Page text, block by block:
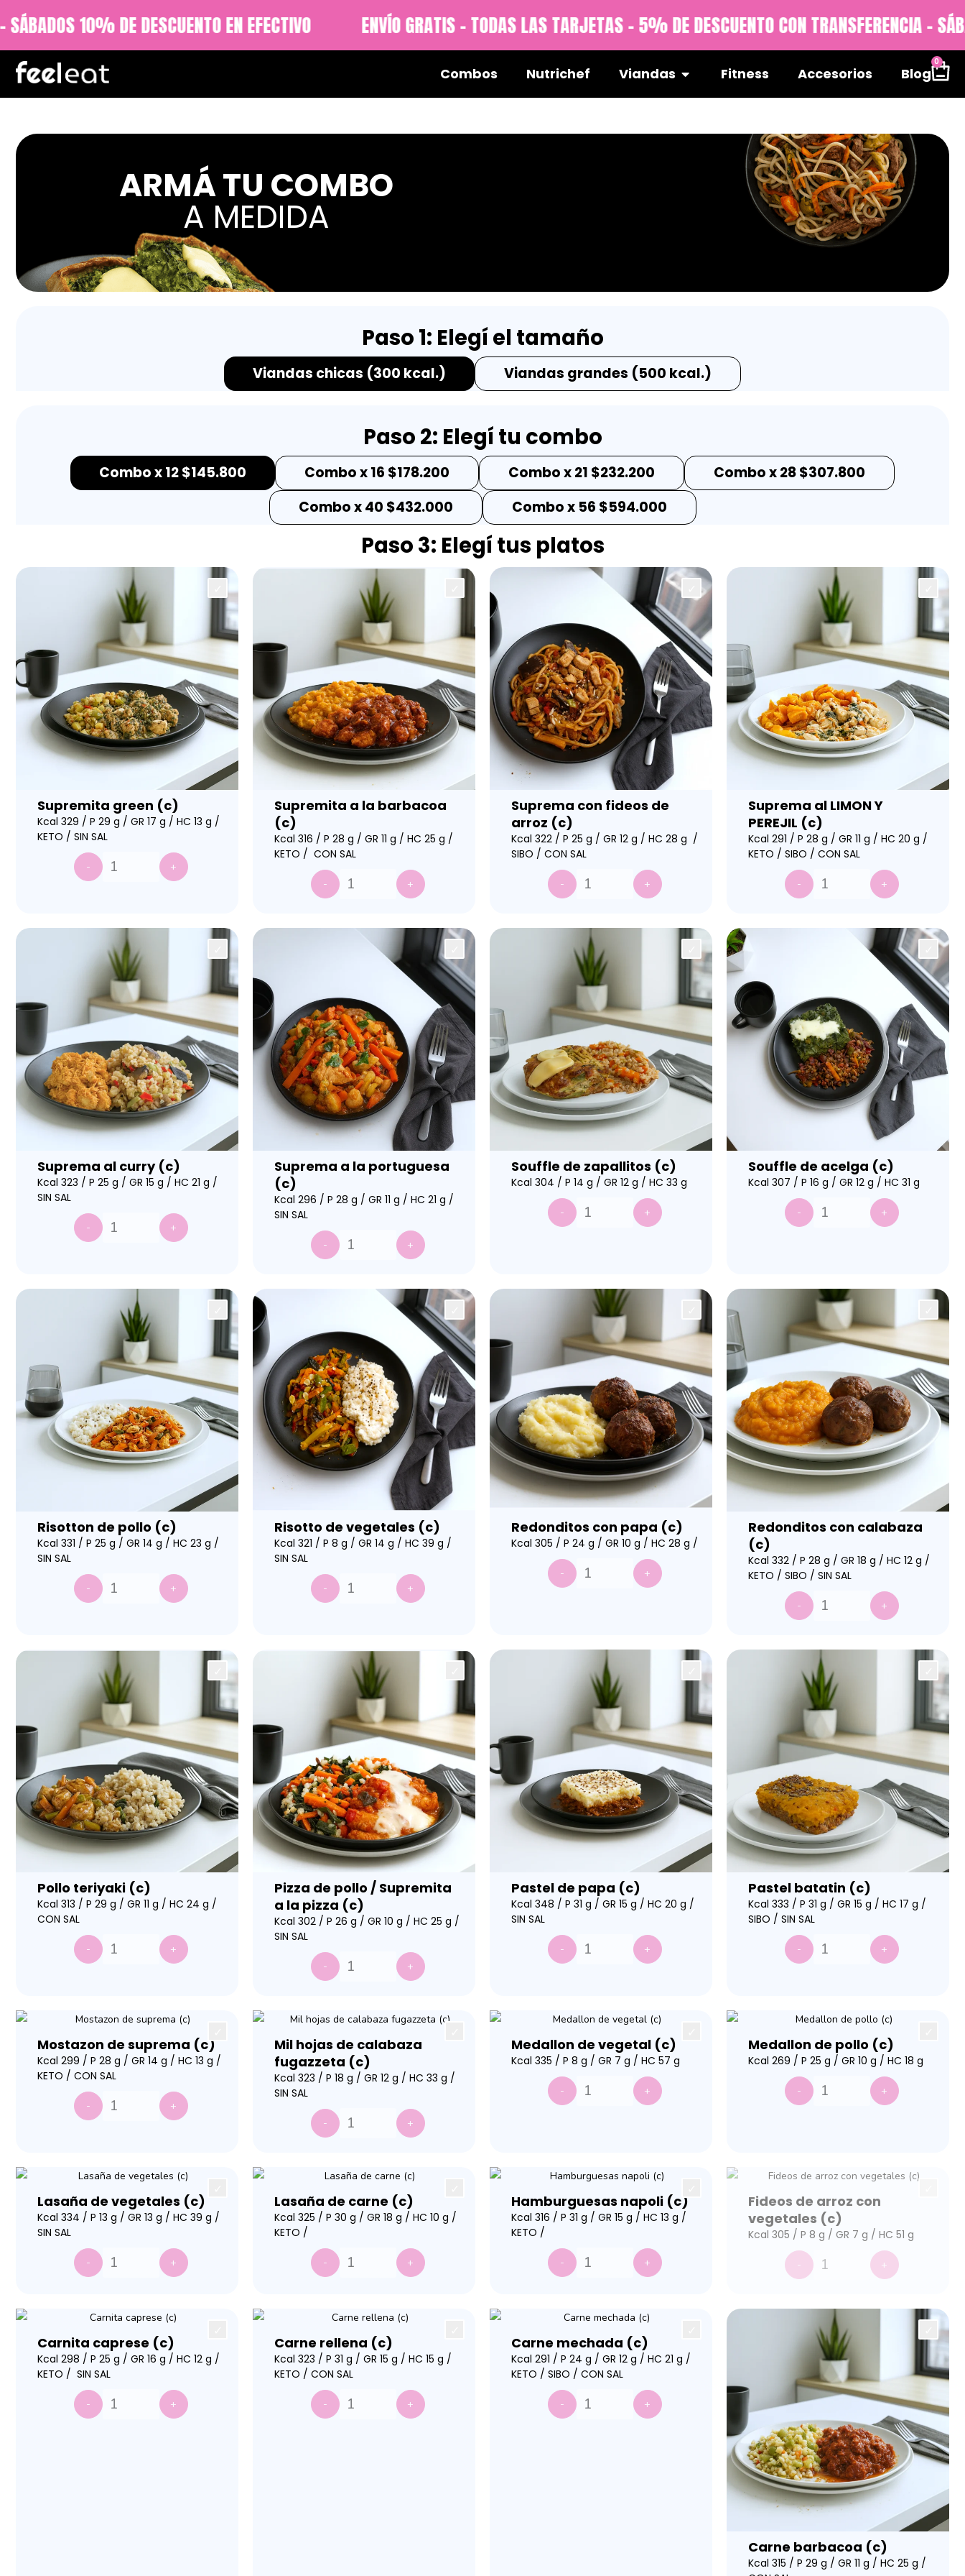
DESCUENTO EN EFECTIVO ENVÍO GRATIS - TODAS LAS TARJETAS - 5% DE DESCUENTO CON TRANSFERENCIA - SÁBADOS 10% DE
Combos Nutrichef Viandas Fitness Accesorios Blog
0
ARMÁ TU COMBO
A MEDIDA
Paso 1: Elegí el tamaño
Viandas chicas (300 kcal.) Viandas grandes (500 kcal.)
Paso 2: Elegí tu combo
Combo x 12$145.800 Combo x 16 $178.200 Combo x 21 $232.200 Combo x 28$307.800
Combo x 40 $432.000 Combo x 56 $594.000
Paso 3: Elegí tus platos
Supremita green (c)
Kcal 329 / P 29 g / GR 17 g / HC 13 g /
KETO / SIN SAL
- +
Supremita a la barbacoa
(c)
Kcal 316 / P 28 g / GR 11 g / HC 25 g /
KETO / CON SAL
- +
Suprema con fideos de
arroz (c)
Kcal 322 / P 25 g / GR 12 g / HC 28 g /
SIBO / CON SAL
- +
Suprema al LIMON Y
PEREJIL (c)
Kcal 291 / P 28 g / GR 11 g / HC 20 g /
KETO / SIBO / CON SAL
- +
Suprema al curry (c)
Kcal 323 / P 25 g / GR 15 g / HC 21 g /
SIN SAL
- +
Suprema a la portuguesa
(c)
Kcal 296 / P 28 g / GR 11 g / HC 21 g /
SIN SAL
- +
Souffle de zapallitos (c)
Kcal 304 / P 14 g / GR 12 g / HC 33 g
- +
Souffle de acelga (c)
Kcal 307 / P 16 g / GR 12 g / HC 31 g
- +
Risotton de pollo (c)
Kcal 331 / P 25 g / GR 14 g / HC 23 g /
SIN SAL
- +
Risotto de vegetales (c)
Kcal 321 / P 8 g / GR 14 g / HC 39 g /
SIN SAL
- +
Redonditos con papa (c)
Kcal 305 / P 24 g / GR 10 g / HC 28 g /
- +
Redonditos con calabaza
(c)
Kcal 332 / P 28 g / GR 18 g / HC 12 g /
KETO / SIBO / SIN SAL
- +
Pollo teriyaki (c)
Kcal 313 / P 29 g / GR 11 g / HC 24 g /
CON SAL
- +
Pizza de pollo / Supremita
a la pizza (c)
Kcal 302 / P 26 g / GR 10 g / HC 25 g /
SIN SAL
- +
Pastel de papa (c)
Kcal 348 / P 31 g / GR 15 g / HC 20 g /
SIN SAL
- +
Pastel batatin (c)
Kcal 333 / P 31 g / GR 15 g / HC 17 g /
SIBO / SIN SAL
- +
Mostazon de suprema (c)
Kcal 299 / P 28 g / GR 14 g / HC 13 g /
KETO / CON SAL
- +
Mil hojas de calabaza
fugazzeta (c)
Kcal 323 / P 18 g / GR 12 g / HC 33 g /
SIN SAL
- +
Medallon de vegetal (c)
Kcal 335 / P 8 g / GR 7 g / HC 57 g
- +
Medallon de pollo (c)
Kcal 269 / P 25 g / GR 10 g / HC 18 g
- +
Lasaña de vegetales (c)
Kcal 334 / P 13 g / GR 13 g / HC 39 g /
SIN SAL
- +
Lasaña de carne (c)
Kcal 325 / P 30 g / GR 18 g / HC 10 g /
KETO /
- +
Hamburguesas napoli (c)
Kcal 316 / P 31 g / GR 15 g / HC 13 g /
KETO /
- +
Fideos de arroz con
vegetales (c)
Kcal 305 / P 8 g / GR 7 g / HC 51 g
- +
Carnita caprese (c)
Kcal 298 / P 25 g / GR 16 g / HC 12 g /
KETO / SIN SAL
- +
Carne rellena (c)
Kcal 323 / P 31 g / GR 15 g / HC 15 g /
KETO / CON SAL
- +
Carne mechada (c)
Kcal 291 / P 24 g / GR 12 g / HC 21 g /
KETO / SIBO / CON SAL
- +
Carne barbacoa (c)
Kcal 315 / P 29 g / GR 11 g / HC 25 g /